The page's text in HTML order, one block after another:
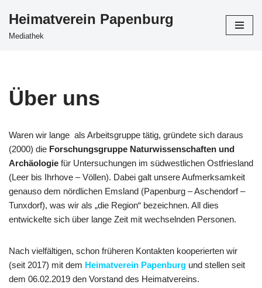
Zum
Heimatverein Papenburg
Mediathek
Über uns
Waren wir lange als Arbeitsgruppe tätig, gründete sich daraus
(2000) die Forschungsgruppe Naturwissenschaften und
Archäologie für Untersuchungen im südwestlichen Ostfriesland
(Leer bis Ihrhove – Völlen). Dabei galt unsere Aufmerksamkeit
genauso dem nördlichen Emsland (Papenburg – Aschendorf –
Tunxdorf), was wir als „die Region“ bezeichnen. All dies
entwickelte sich über lange Zeit mit wechselnden Personen.
Nach vielfältigen, schon früheren Kontakten kooperierten wir
(seit 2017) mit dem Heimatverein Papenburg und stellen seit
dem 06.02.2019 den Vorstand des Heimatvereins.